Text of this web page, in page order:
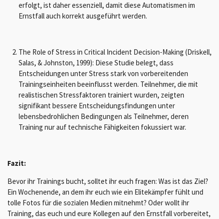
erfolgt, ist daher essenziell, damit diese Automatismen im
Ernstfall auch korrekt ausgeführt werden.
The Role of Stress in Critical Incident Decision-Making (Driskell,
Salas, & Johnston, 1999): Diese Studie belegt, dass
Entscheidungen unter Stress stark von vorbereitenden
Trainingseinheiten beeinflusst werden. Teilnehmer, die mit
realistischen Stressfaktoren trainiert wurden, zeigten
signifikant bessere Entscheidungsfindungen unter
lebensbedrohlichen Bedingungen als Teilnehmer, deren
Training nur auf technische Fähigkeiten fokussiert war.
Fazit:
Bevor ihr Trainings bucht, solltet ihr euch fragen: Was ist das Ziel?
Ein Wochenende, an dem ihr euch wie ein Elitekämpfer fühlt und
tolle Fotos für die sozialen Medien mitnehmt? Oder wollt ihr
Training, das euch und eure Kollegen auf den Ernstfall vorbereitet,